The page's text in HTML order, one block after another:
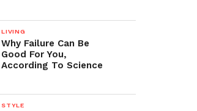
LIVING
Why Failure Can Be
Good For You,
According To Science
STYLE